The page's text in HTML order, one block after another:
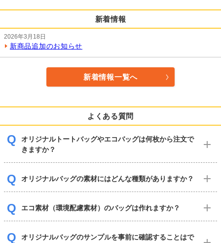
新着情報
2026年3月18日
新商品追加のお知らせ
新着情報一覧へ
よくある質問
オリジナルトートバッグやエコバッグは何枚から注文で
きますか？
オリジナルバッグの素材にはどんな種類がありますか？
エコ素材（環境配慮素材）のバッグは作れますか？
オリジナルバッグのサンプルを事前に確認することはで